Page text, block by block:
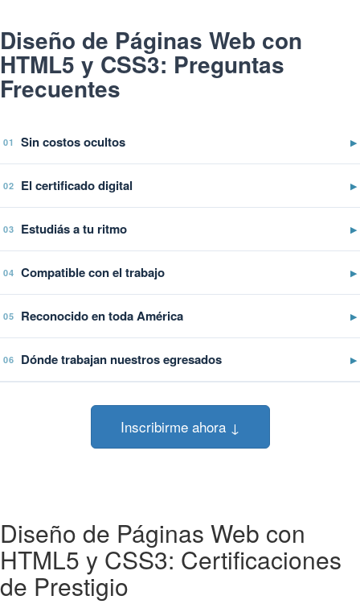
Diseño de Páginas Web con
HTML5 y CSS3: Preguntas
Frecuentes
01 Sin costos ocultos ▶
02 El certificado digital ▶
03 Estudiás a tu ritmo ▶
04 Compatible con el trabajo ▶
05 Reconocido en toda América ▶
06 Dónde trabajan nuestros egresados ▶
Inscribirme ahora ↓
Diseño de Páginas Web con
HTML5 y CSS3: Certificaciones
de Prestigio